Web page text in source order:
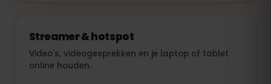
Streamer & hotspot
Video's, videogesprekken en je laptop of tablet
online houden.